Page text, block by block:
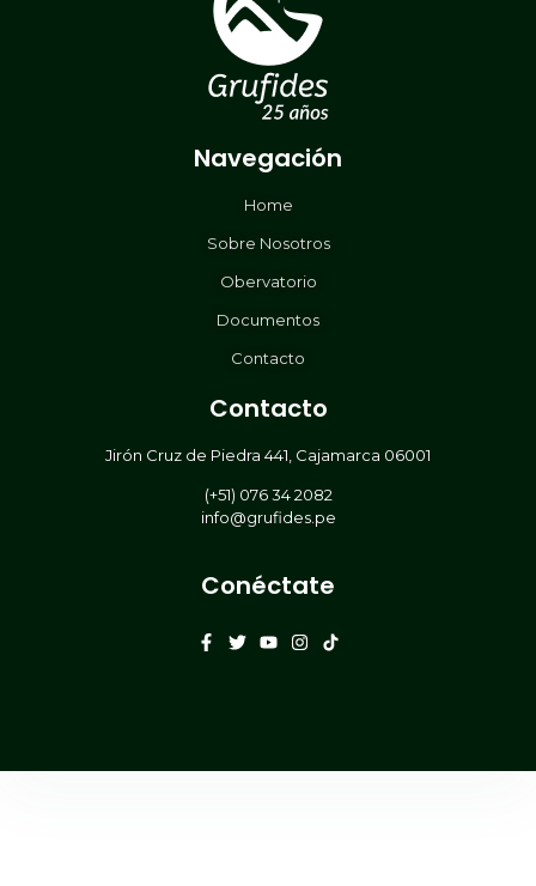
Navegación
Home
Sobre Nosotros
Obervatorio
Documentos
Contacto
Contacto
Jirón Cruz de Piedra 441, Cajamarca 06001
(+51) 076 34 2082
info@grufides.pe
Conéctate